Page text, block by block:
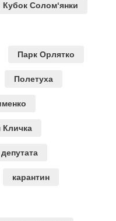
Кубок Солом‘янки
Парк Орлятко
Полетуха
Кличка
карантин